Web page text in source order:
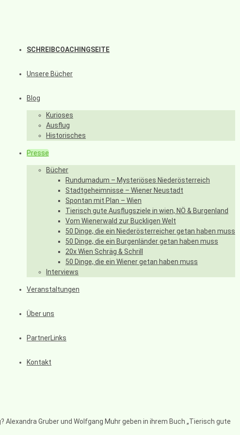
SCHREIBCOACHINGSEITE
Unsere Bücher
Blog
Kurioses
Ausflug
Historisches
Presse
Bücher
Rundumadum – Mysteriöses Niederösterreich
Stadtgeheimnisse – Wiener Neustadt
Spontan mit Plan – Wien
Tierisch gute Ausflugsziele in wien, NÖ & Burgenland
Vom Wienerwald zur Buckligen Welt
50 Dinge, die ein Niederösterreicher getan haben muss
50 Dinge, die ein Burgenländer getan haben muss
20x Wien Schräg & Schrill
50 Dinge, die ein Wiener getan haben muss
Interviews
Veranstaltungen
Über uns
PartnerLinks
Kontakt
Gruber und Wolfgang Muhr geben in ihrem Buch „Tierisch gute